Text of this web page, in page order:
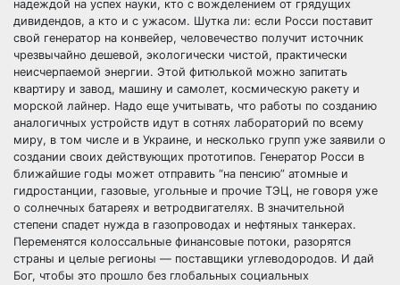
надеждой на успех науки, кто с вожделением от грядущих
дивидендов, а кто и с ужасом. Шутка ли: если Росси поставит
свой генератор на конвейер, человечество получит источник
чрезвычайно дешевой, экологически чистой, практически
неисчерпаемой энергии. Этой фитюлькой можно запитать
квартиру и завод, машину и самолет, космическую ракету и
морской лайнер. Надо еще учитывать, что работы по созданию
аналогичных устройств идут в сотнях лабораторий по всему
миру, в том числе и в Украине, и несколько групп уже заявили о
создании своих действующих прототипов. Генератор Росси в
ближайшие годы может отправить “на пенсию” атомные и
гидростанции, газовые, угольные и прочие ТЭЦ, не говоря уже
о солнечных батареях и ветродвигателях. В значительной
степени спадет нужда в газопроводах и нефтяных танкерах.
Переменятся колоссальные финансовые потоки, разорятся
страны и целые регионы — поставщики углеводородов. И дай
Бог, чтобы это прошло без глобальных социальных